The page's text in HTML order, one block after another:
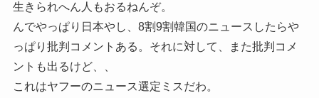
生きられへん人もおるねんぞ。
んでやっぱり日本やし、8割9割韓国のニュースしたらや
っぱり批判コメントある。それに対して、また批判コメ
ントも出るけど、、
これはヤフーのニュース選定ミスだわ。